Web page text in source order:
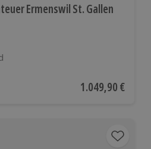
Ermenswil St. Gallen
Aktueller Preis
1.049,90 €